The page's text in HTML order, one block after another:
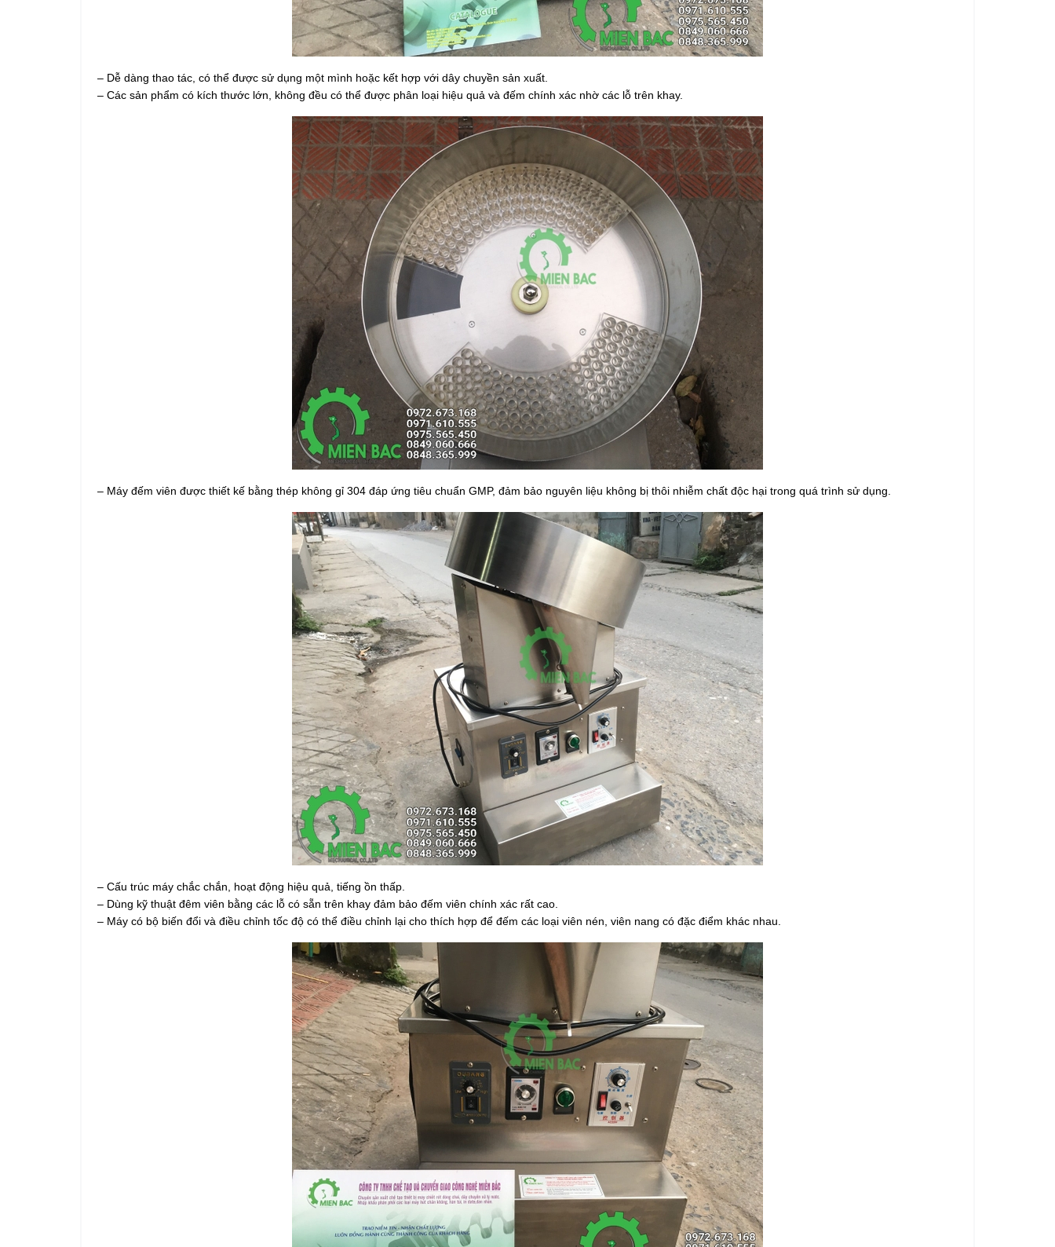
– Dễ dàng thao tác, có thể được sử dụng một mình hoặc kết hợp với dây chuyền sản xuất.
– Các sản phẩm có kích thước lớn, không đều có thể được phân loại hiệu quả và đếm chính xác nhờ các lỗ trên khay.
– Máy đếm viên được thiết kế bằng thép không gỉ 304 đáp ứng tiêu chuẩn GMP, đảm bảo nguyên liệu không bị thôi nhiễm chất độc hại trong quá trình sử dụng.
– Cấu trúc máy chắc chắn, hoạt động hiệu quả, tiếng ồn thấp.
– Dùng kỹ thuật đêm viên bằng các lỗ có sẵn trên khay đảm bảo đếm viên chính xác rất cao.
– Máy có bộ biến đổi và điều chỉnh tốc độ có thể điều chỉnh lại cho thích hợp để đếm các loại viên nén, viên nang có đặc điểm khác nhau.